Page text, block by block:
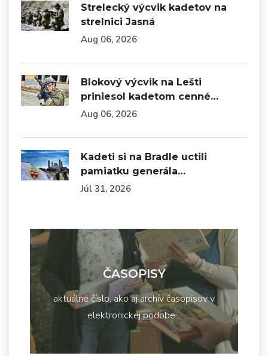
Strelecký výcvik kadetov na
strelnici Jasná
Aug 06, 2026
Blokový výcvik na Lešti
priniesol kadetom cenné…
Aug 06, 2026
Kadeti si na Bradle uctili
pamiatku generála…
Júl 31, 2026
ČASOPISY
aktuálne číslo, ako aj archív časopisov v
elektronickej podobe...